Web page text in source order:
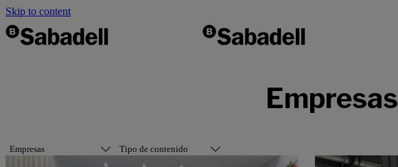
Skip to content
Empresas
Empresas Tipo de contenido